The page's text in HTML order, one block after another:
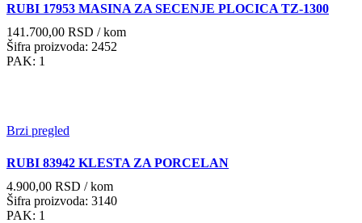
RUBI 17953 MASINA ZA SECENJE PLOCICA TZ-1300
141.700,00 RSD / kom
Šifra proizvoda: 2452
PAK: 1
Brzi pregled
RUBI 83942 KLESTA ZA PORCELAN
4.900,00 RSD / kom
Šifra proizvoda: 3140
PAK: 1